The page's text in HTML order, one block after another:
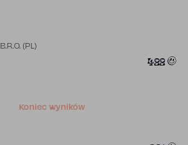
B.R.O. (PL)
422
Koniec wyników